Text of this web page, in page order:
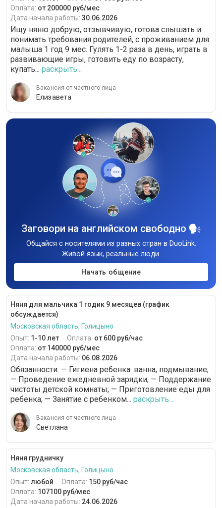
Оплата: от 200000 руб/мес
Дата начала работы: 30.06.2026
Ищу няню добрую, отзывчивую, готова слышать и
понимать требования родителей, с проживанием для
малыша 1 год 9 мес. Гулять 1-2 раза в день, играть в
развивающие игры, готовить еду по возрасту,
купать... раскрыть...
Вакансия от частного лица
Елизавета
Заговори на английском свободно
Общайся с носителями из разных стран в DuoLink.
Живой язык, реальные люди.
Начать общение
Няня для мальчика 1 годик 9 месяцев (график
обсуждается)
Московская область, Голицыно
Опыт: 1-10 лет Оплата: от 600 руб/час
Оплата: от 140000 руб/мес
Дата начала работы: 06.08.2026
Обязанности: — Гигиена ребенка: ванна, подмывание;
— Проведение ежедневной зарядки; — Поддержание
чистоты детской комнаты; — Приготовление еды для
ребенка; — Занятие с ребенком... раскрыть...
Вакансия от частного лица
Светлана
Няня грудничку
Московская область, Голицыно
Опыт: любой Оплата: 150 руб/час
Оплата: 107100 руб/мес
Дата начала работы: 24.06.2026